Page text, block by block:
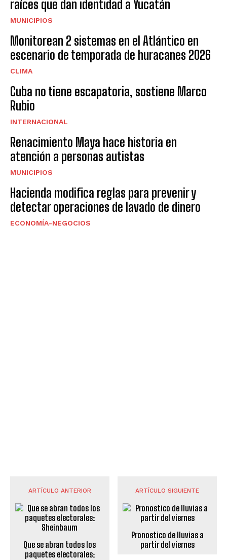
raíces que dan identidad a Yucatán
MUNICIPIOS
Monitorean 2 sistemas en el Atlántico en
escenario de temporada de huracanes 2026
CLIMA
Cuba no tiene escapatoria, sostiene Marco
Rubio
INTERNACIONAL
Renacimiento Maya hace historia en
atención a personas autistas
MUNICIPIOS
Hacienda modifica reglas para prevenir y
detectar operaciones de lavado de dinero
ECONOMÍA-NEGOCIOS
ARTÍCULO ANTERIOR
Que se abran todos los
paquetes electorales:
ARTÍCULO SIGUIENTE
Pronostico de lluvias a
partir del viernes